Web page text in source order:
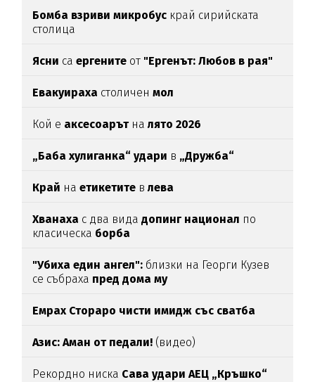
Бомба взриви микробус край сирийската
столица
Ясни са ергените от "Ергенът: Любов в рая"
Евакуираха столиченмол
Кой е аксесоарътналято 2026
„Баба хулиганка“ удари в „Дружба“
Край наетикетите влева
Хванаха с два видадопинг национал по
класическа борба
"Убиха един ангел": близки на Георги Кузев
се събраха пред дома му
Емрах Стораро чисти имидж със сватба
Азис: Аман от педали! (видео)
Рекордно ниска Сава удари АЕЦ „Кръшко“